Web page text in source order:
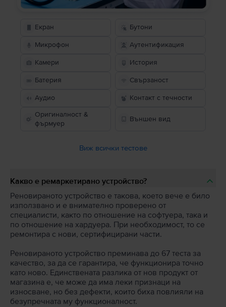
Екран Бутони
Микрофон Аутентификация
Камери История
Батерия Свързаност
Аудио
Контакт с течности
Оригиналност &
фърмуер
Външен вид
Виж всички тестове
Какво е ремаркетирано устройство?
Реновираното устройство е такова, което вече е било
използвано и е внимателно проверено от
специалисти, както по отношение на софтуера, така и
по отношение на хардуера. При необходимост, то се
ремонтира с нови, сертифицирани части.
Реновираното устройство преминава до 67 теста за
качество, за да се гарантира, че функционира точно
като ново. Единствената разлика от нов продукт от
магазина е, че може да има леки признаци на
износване, но без дефекти, които биха повлияли на
безупречната му функционалност.